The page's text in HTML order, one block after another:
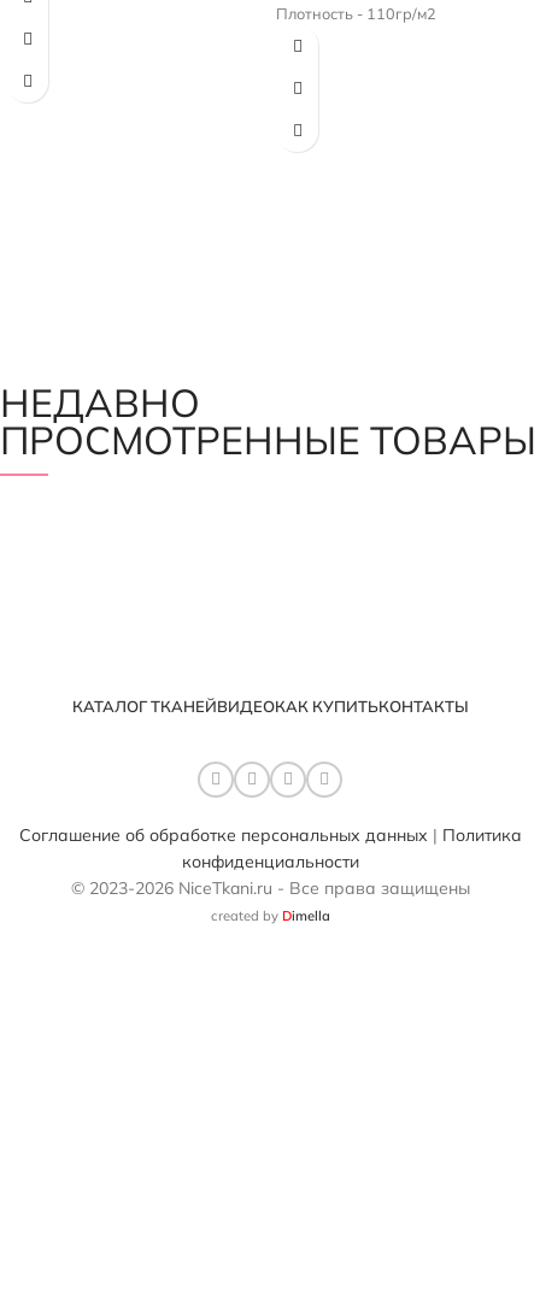
Плотность - 110гр/м2
НЕДАВНО
ПРОСМОТРЕННЫЕ ТОВАРЫ
КАТАЛОГ ТКАНЕЙВИДЕОКАК КУПИТЬКОНТАКТЫ
Соглашение об обработке персональных данных | Политика
конфиденциальности
© 2023-2026 NiceTkani.ru - Все права защищены
created by Dimella